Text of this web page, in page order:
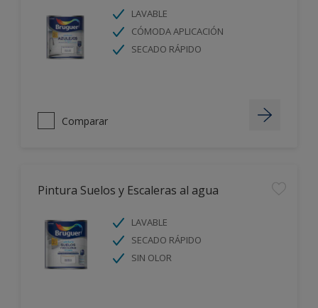
LAVABLE
CÓMODA APLICACIÓN
SECADO RÁPIDO
Comparar
Pintura Suelos y Escaleras al agua
LAVABLE
SECADO RÁPIDO
SIN OLOR